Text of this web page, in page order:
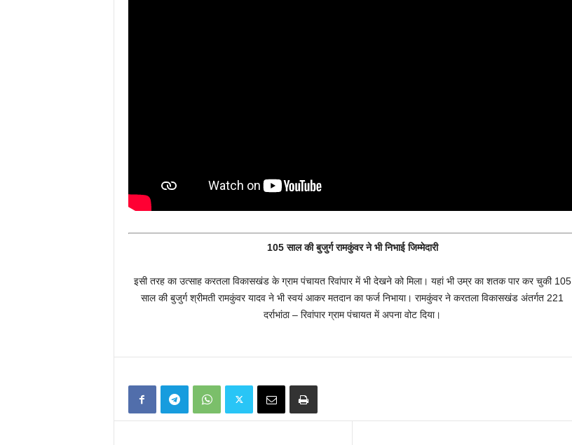
105 साल की बुजुर्ग रामकुंवर ने भी निभाई जिम्मेदारी
इसी तरह का उत्साह करतला विकासखंड के ग्राम पंचायत रिवांपार में भी देखने को मिला। यहां भी उम्र का शतक पार कर चुकी 105
साल की बुजुर्ग श्रीमती रामकुंवर यादव ने भी स्वयं आकर मतदान का फर्ज निभाया। रामकुंवर ने करतला विकासखंड अंतर्गत 221
दर्राभांठा – रिवांपार ग्राम पंचायत में अपना वोट दिया।